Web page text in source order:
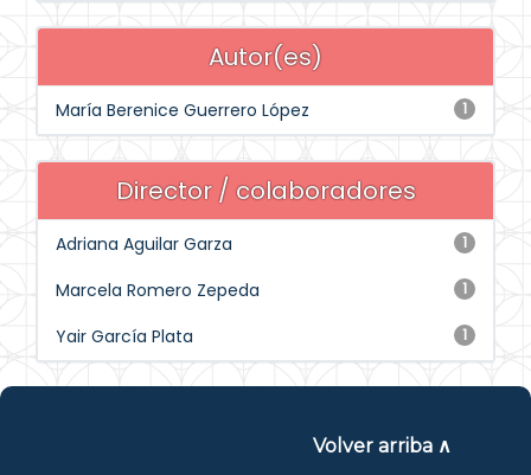
Autor(es)
1
María Berenice Guerrero López
Director / colaboradores
1
Adriana Aguilar Garza
1
Marcela Romero Zepeda
1
Yair García Plata
Volver arriba ∧